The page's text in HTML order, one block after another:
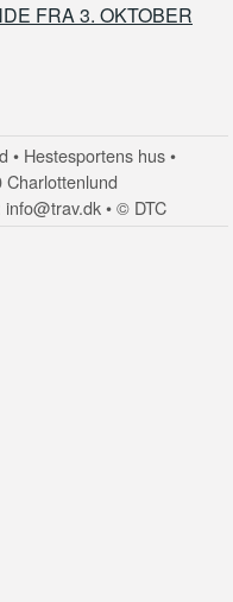
FRA 3. OKTOBER
• Hestesportens hus •
Charlottenlund
info@trav.dk • © DTC